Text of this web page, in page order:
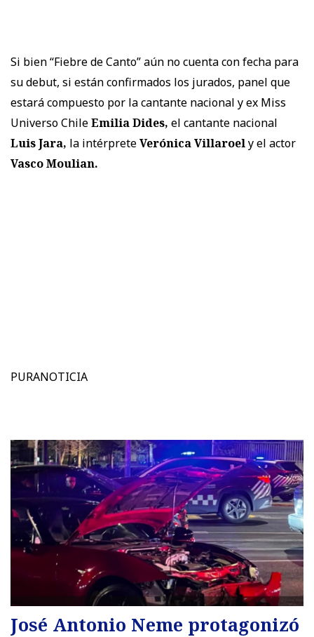
Si bien “Fiebre de Canto” aún no cuenta con fecha para
su debut, si están confirmados los jurados, panel que
estará compuesto por la cantante nacional y ex Miss
Universo ChileEmilia Dides, el cantante nacional
Luis Jara, la intérpreteVerónica Villaroely el actor
Vasco Moulian.
PURANOTICIA
José Antonio Neme protagonizó